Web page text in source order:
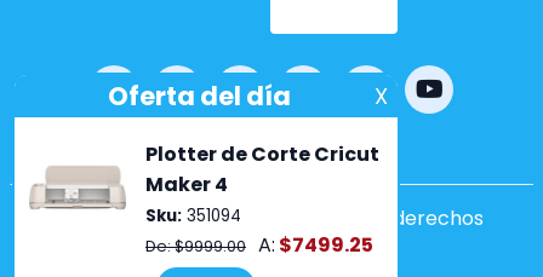
Powered bynopCommerce
Copyright ©2026 Lumen. Todos los derechos
reservados.